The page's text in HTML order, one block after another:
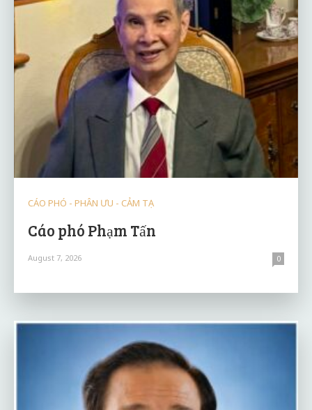
CÁO PHÓ - PHÂN ƯU - CẢM TẠ
Cáo phó Phạm Tấn
August 7, 2026 0